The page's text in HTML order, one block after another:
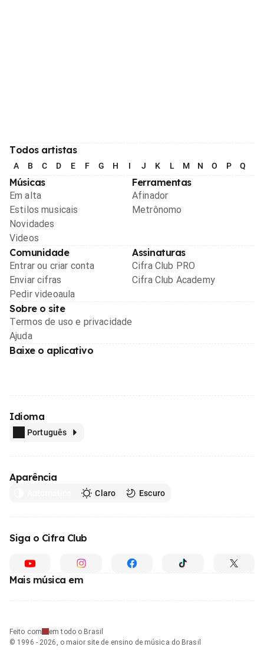
Todos artistas
A B C D E F G H I J K L M N O P Q
Músicas
Em alta
Estilos musicais
Novidades
Videos
Ferramentas
Afinador
Metrônomo
Comunidade
Entrar ou criar conta
Enviar cifras
Pedir videoaula
Assinaturas
Cifra Club PRO
Cifra Club Academy
Sobre o site
Termos de uso e privacidade
Ajuda
Baixe o aplicativo
Idioma
Português
Aparência
Claro Escuro
Siga o Cifra Club
Mais música em
Feito com
em todo o Brasil
© 1996 - 2026, o maior site de ensino de música do Brasil